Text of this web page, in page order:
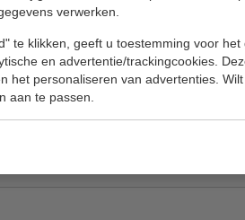
verwerken.
te klikken, geeft u toestemming voor
en advertentie/trackingcookies.
het personaliseren van advertenties.
aan te passen.
zoals pannen en bakplaten,
keukens als voor thuis en
duurzaam en stevig en bestand